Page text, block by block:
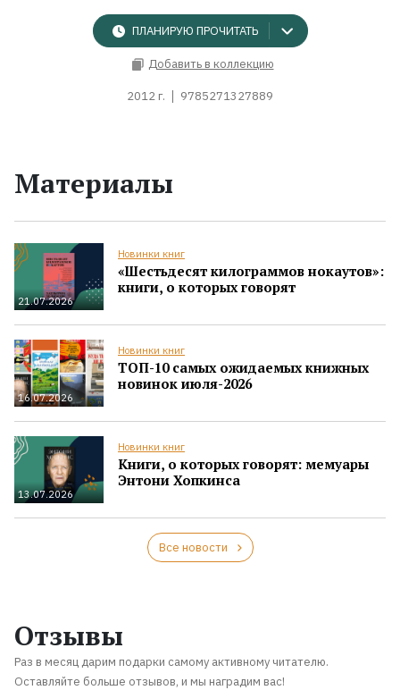
ПЛАНИРУЮ ПРОЧИТАТЬ
Добавить в коллекцию
2012 г. 9785271327889
Материалы
21.07.2026
Новинки книг
«Шестьдесят килограммов нокаутов»:
книги, о которых говорят
16.07.2026
Новинки книг
ТОП-10 самых ожидаемых книжных
новинок июля-2026
13.07.2026
Новинки книг
Книги, о которых говорят: мемуары
Энтони Хопкинса
Все новости
Отзывы
Раз в месяц дарим подарки самому активному читателю.
Оставляйте больше отзывов, и мы наградим вас!